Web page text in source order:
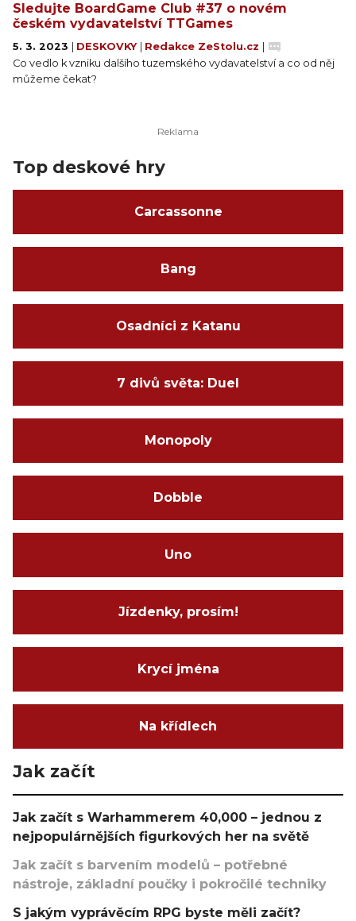
Sledujte BoardGame Club #37 o novém
českém vydavatelství TTGames
5. 3. 2023 DESKOVKY Redakce ZeStolu.cz
Co vedlo k vzniku dalšího tuzemského vydavatelství a co od něj
můžeme čekat?
Top deskové hry
Carcassonne
Bang
Osadníci z Katanu
7 divů světa: Duel
Monopoly
Dobble
Uno
Jízdenky, prosím!
Krycí jména
Na křídlech
Jak začít
Jak začít s Warhammerem 40,000 – jednou z
nejpopulárnějších figurkových her na světě
Jak začít s barvením modelů – potřebné
nástroje, základní poučky i pokročilé techniky
S jakým vyprávěcím RPG byste měli začít?